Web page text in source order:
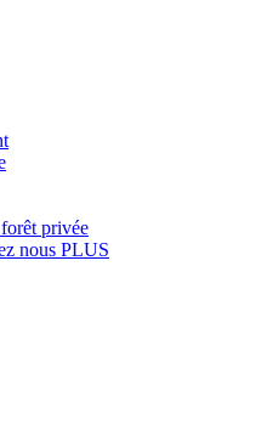
privée
nous PLUS